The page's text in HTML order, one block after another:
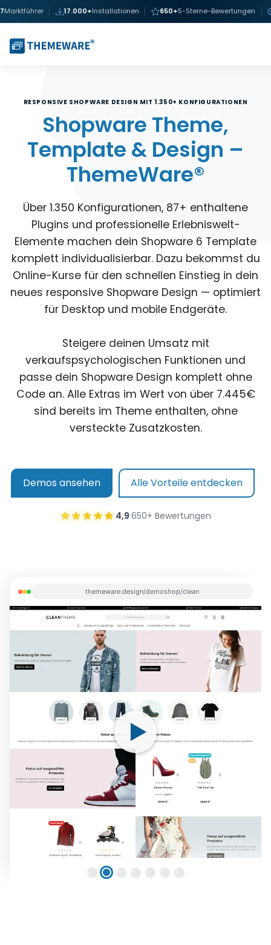
17.000+Installationen 650+5-Sterne-Bewertungen
INKLUSIVE ONLINE-KURSE, TUTORIALS & ERLEBNISWELTEN
ALLES INKLUSIVE – KEINE VERSTECKTEN ZUSATZKOSTEN
Shopware Theme,
Template & Design –
ThemeWare®
Über 1.350 Konfigurationen, 87+ enthaltene
Plugins und professionelle Erlebniswelt-
Elemente machen dein Shopware 6 Template
komplett individualisierbar. Dazu bekommst du
Online-Kurse für den schnellen Einstieg in dein
neues responsive Shopware Design — optimiert
für Desktop und mobile Endgeräte.
Steigere deinen Umsatz mit
verkaufspsychologischen Funktionen und
passe dein Shopware Design komplett ohne
Code an. Alle Extras im Wert von über 7.445€
sind bereits im Theme enthalten, ohne
versteckte Zusatzkosten.
Demos ansehen Alle Vorteile entdecken
4,9·650+ Bewertungen
themeware.design/demoshop/strong